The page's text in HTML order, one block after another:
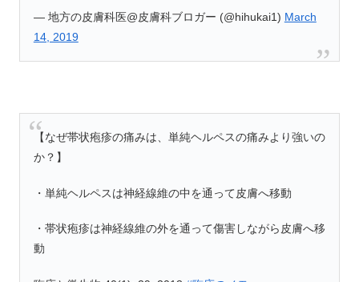
— 地方の皮膚科医@皮膚科ブロガー (@hihukai1) March
14, 2019
【なぜ帯状疱疹の痛みは、単純ヘルペスの痛みより強いの
か？】
・単純ヘルペスは神経線維の中を通って皮膚へ移動
・帯状疱疹は神経線維の外を通って傷害しながら皮膚へ移
動